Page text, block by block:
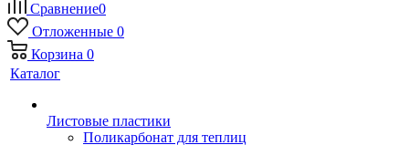
Сравнение0
Отложенные 0
Корзина 0
Каталог
Листовые пластики
Поликарбонат для теплиц